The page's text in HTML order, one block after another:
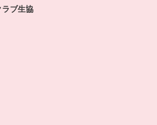
ラブ生協